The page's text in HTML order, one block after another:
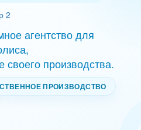
агентство для
своего производства.
ПРОИЗВОДСТВО